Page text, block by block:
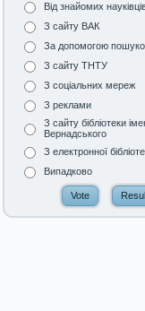
Від знайомих
З сайту ВАК
За допомогою
З сайту ТНТУ
З соціальних мереж
З реклами
З сайту бібліотеки
Вернадського
З електронної
Випадково